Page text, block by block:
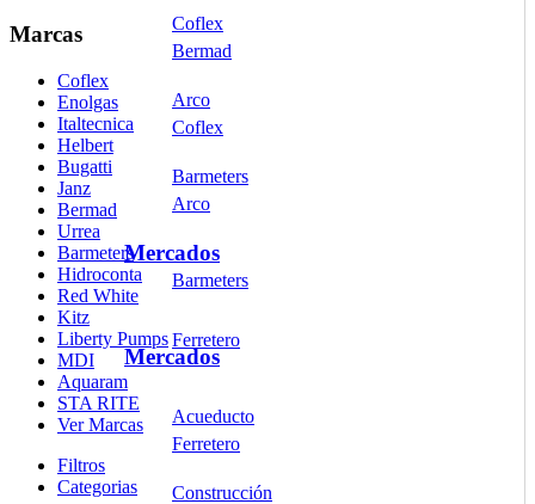
Bermad
Coflex
Arco
Barmeters
Mercados
Ferretero
Coflex
Arco
Barmeters
Mercados
Ferretero
Acueducto
Construcción
Marcas
Coflex
Enolgas
Italtecnica
Helbert
Bugatti
Janz
Bermad
Urrea
Barmeters
Hidroconta
Red White
Kitz
Liberty Pumps
MDI
Aquaram
STA RITE
Ver Marcas
Filtros
Categorias